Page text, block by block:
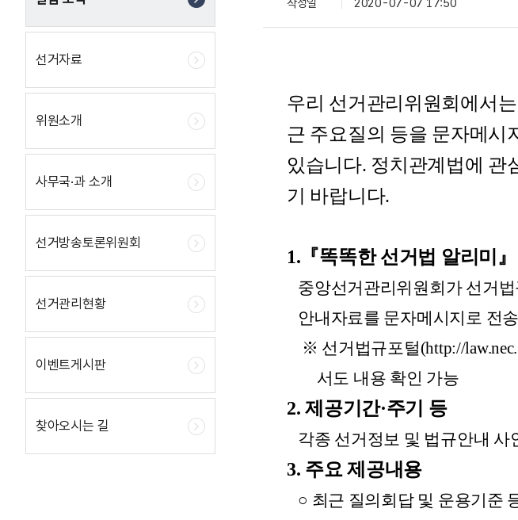
선거자료
위원소개
사무국·과 소개
선거방송토론위원회
선거관리현황
이벤트게시판
찾아오시는 길
작성일 2020-07-07 17:50
우리 선거관리위원회에서
근 주요질의 등을 문자메시
있습니다. 정치관계법에 관
기 바랍니다.
1.『똑똑한 선거법 알리미
중앙선거관리위원회가 선거
안내자료를 문자메시지로 전
※ 선거법규포털(http://
서도 내용 확인 가능
2. 제공기간·주기 등
각종 선거정보 및 법규안내 사
3. 주요 제공내용
○ 최근 질의회답 및 운용기준